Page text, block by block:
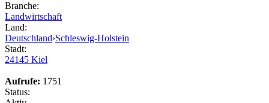
Branche:
Landwirtschaft
Land:
Deutschland›Schleswig-Holstein
Stadt:
24145 Kiel
Aufrufe: 1751
Status: